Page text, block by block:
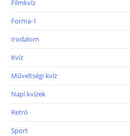
Filmkvíz
Forma-1
Irodalom
Kvíz
Műveltségi kvíz
Napi kvízek
Retró
Sport